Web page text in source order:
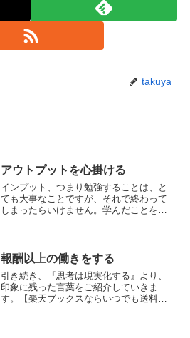
takuya
アウトプットを心掛ける
インプット、つまり勉強することは、と
ても大事なことですが、それで終わって
しまったらいけません。学んだことを活
がありません。勉強すること...
報酬以上の働きをする
引き続き、『思考は現実化する』より、
印象に残った言葉をご紹介していきま
す。【楽天ブックスならいつでも送料無